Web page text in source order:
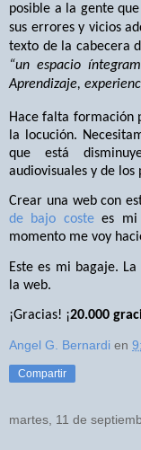
posible a la gente
sus errores y vicios
texto de la cabecera
“un espacio
Aprendizaje,
Hace falta formación
la locución.
que está
audiovisuales y de los
Crear una web con
de bajo costees mi
momento me voy
Este es mi bagaje.
la web.
¡Gracias! ¡20.000
Angel G. Bernardi en
Compartir
martes, 11 de